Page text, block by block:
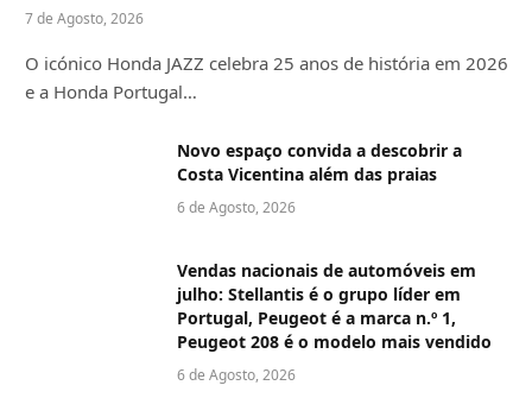
7 de Agosto, 2026
O icónico Honda JAZZ celebra 25 anos de história em 2026
e a Honda Portugal…
Novo espaço convida a descobrir a
Costa Vicentina além das praias
6 de Agosto, 2026
Vendas nacionais de automóveis em
julho: Stellantis é o grupo líder em
Portugal, Peugeot é a marca n.º 1,
Peugeot 208 é o modelo mais vendido
6 de Agosto, 2026